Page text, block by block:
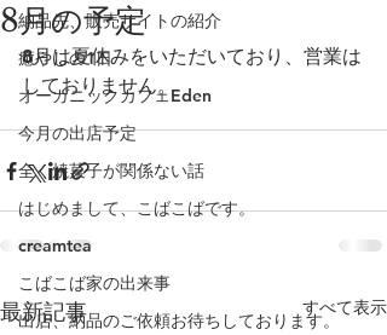
納品先、販売サイトの紹介
癒やしの1日
オーガニックカフェEden
今月の出店予定
全く焼菓子が関係ない話
はじめまして、こばこばです。
creamtea
こばこば家の出来事
出店、納品のご依頼お待ちしております。
8月の予定
8月は夏休みをいただいており、営業は
しておりません。
最新記事 すべて表示